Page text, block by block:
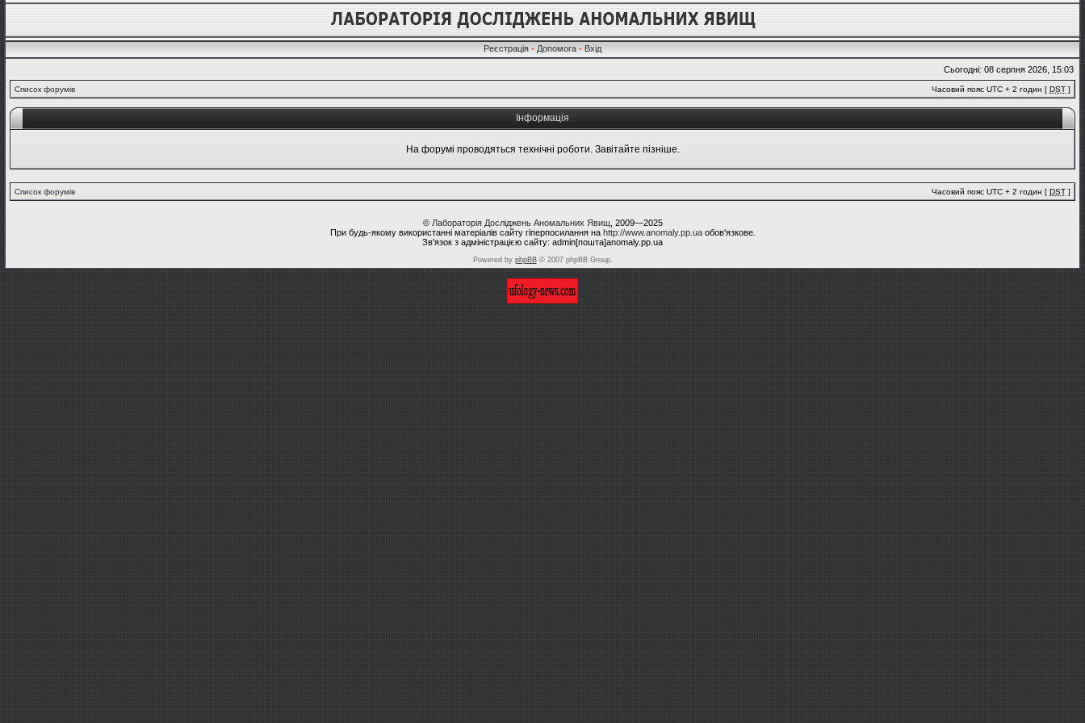
Реєстрація • Допомога • Вхід
Сьогодні: 08 серпня 2026, 15:03
Список форумів Часовий пояс UTC + 2 годин [ DST ]
Інформація
На форумі проводяться технічні роботи. Завітайте пізніше.
Список форумів Часовий пояс UTC + 2 годин [ DST ]
© Лабораторія Досліджень Аномальних Явищ , 2009—2025
При будь-якому використанні матеріалів сайту гіперпосилання на http://www.anomaly.pp.uaобов'язкове.
Зв'язок з адміністрацією сайту: admin[пошта]anomaly.pp.ua
Powered by phpBB© 2007 phpBB Group.